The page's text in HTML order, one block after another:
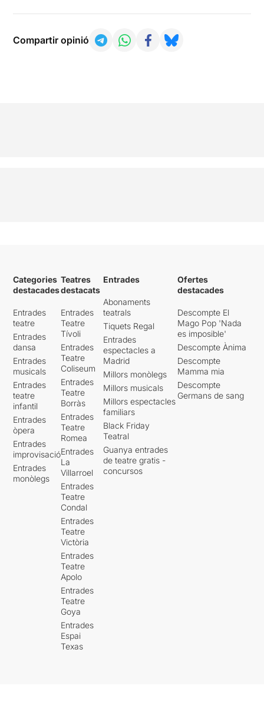
Compartir opinió
Categories
destacades
Entrades
teatre
Entrades
dansa
Entrades
musicals
Entrades
teatre
infantil
Entrades
òpera
Entrades
improvisació
Entrades
monòlegs
Teatres
destacats
Entrades
Teatre
Tívoli
Entrades
Teatre
Coliseum
Entrades
Teatre
Borràs
Entrades
Teatre
Romea
Entrades
La
Villarroel
Entrades
Teatre
Condal
Entrades
Teatre
Victòria
Entrades
Teatre
Apolo
Entrades
Teatre
Goya
Entrades
Espai
Texas
Entrades
Abonaments
teatrals
Tiquets Regal
Entrades
espectacles a
Madrid
Millors monòlegs
Millors musicals
Millors espectacles
familiars
Black Friday
Teatral
Guanya entrades
de teatre gratis -
concursos
Ofertes
destacades
Descompte El
Mago Pop 'Nada
es imposible'
Descompte Ànima
Descompte
Mamma mia
Descompte
Germans de sang